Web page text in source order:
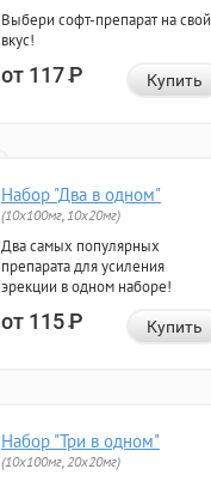
Выбери софт-препарат на свой
вкус!
от 117Р Купить
Набор "Два в одном"
(10x100мг, 10x20мг)
Два самых популярных
препарата для усиления
эрекции в одном наборе!
от 115Р Купить
Набор "Три в одном"
(10x100мг, 20x20мг)